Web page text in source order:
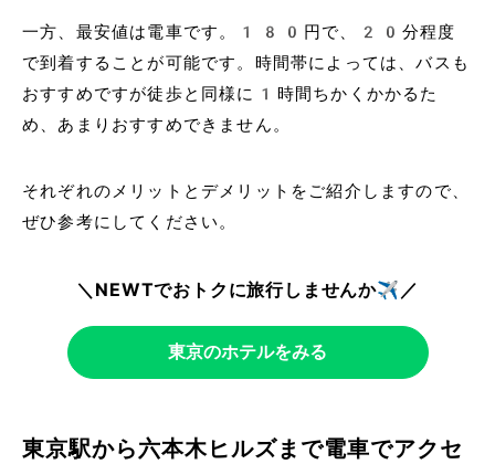
一方、最安値は電車です。180円で、20分程度
で到着することが可能です。時間帯によっては、バスも
おすすめですが徒歩と同様に1時間ちかくかかるた
め、あまりおすすめできません。
それぞれのメリットとデメリットをご紹介しますので、
ぜひ参考にしてください。
＼NEWTでおトクに旅行しませんか✈️／
東京のホテルをみる
東京駅から六本木ヒルズまで電車でアクセ